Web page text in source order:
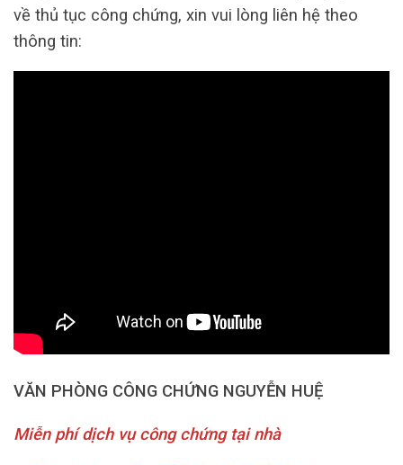
về thủ tục công chứng, xin vui lòng liên hệ theo
thông tin:
VĂN PHÒNG CÔNG CHỨNG NGUYỄN HUỆ
Miễn phí dịch vụ công chứng tại nhà